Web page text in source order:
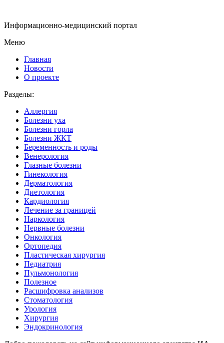
Информационно-медицинский портал
Меню
Главная
Новости
О проекте
Разделы:
Аллергия
Болезни уха
Болезни горла
Болезни ЖКТ
Беременность и роды
Венерология
Глазные болезни
Гинекология
Дерматология
Диетология
Кардиология
Лечение за границей
Наркология
Нервные болезни
Онкология
Ортопедия
Пластическая хирургия
Педиатрия
Пульмонология
Полезное
Расшифровка анализов
Стоматология
Урология
Хирургия
Эндокринология